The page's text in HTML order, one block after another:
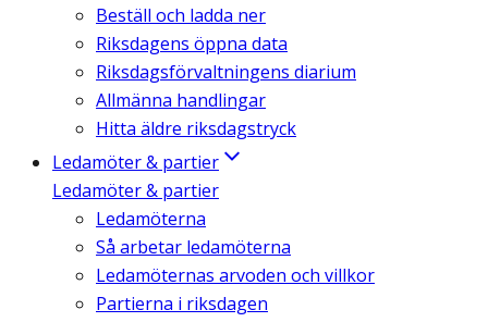
Beställ och ladda ner
Riksdagens öppna data
Riksdagsförvaltningens diarium
Allmänna handlingar
Hitta äldre riksdagstryck
Ledamöter & partier
Ledamöter & partier
Ledamöterna
Så arbetar ledamöterna
Ledamöternas arvoden och villkor
Partierna i riksdagen